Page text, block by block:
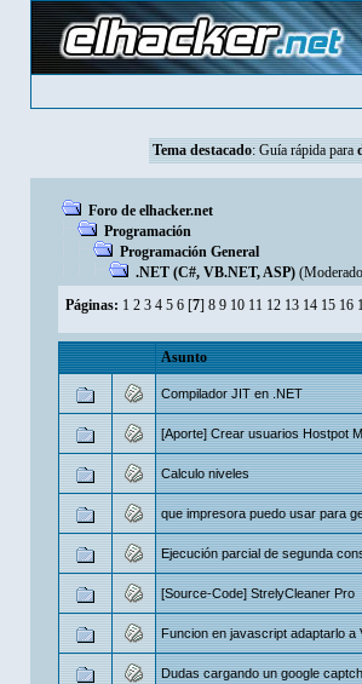
Tema destacado: Guía rápida para
Foro de elhacker.net
Programación
Programación General
.NET (C#, VB.NET, ASP)
Páginas: 1 2 3 4 5 6 [7] 8 9 10 11 12 13 14 15 16
Asunto
Compilador JIT en .NET
[Aporte] Crear usuarios Hostpot
Calculo niveles
que impresora puedo usar para
Ejecución parcial de segunda
[Source-Code] StrelyCleaner Pro
Funcion en javascript adaptarlo a
Dudas cargando un google